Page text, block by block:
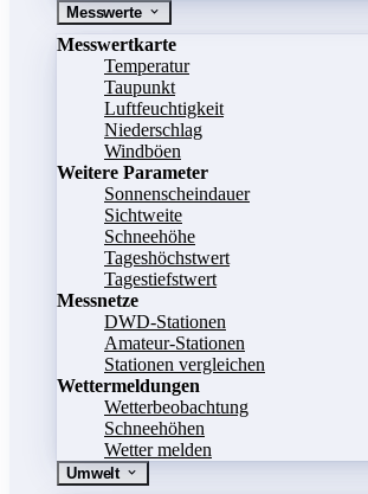
Messwerte
Messwertkarte
Temperatur
Taupunkt
Luftfeuchtigkeit
Niederschlag
Windböen
Weitere Parameter
Sonnenscheindauer
Sichtweite
Schneehöhe
Tageshöchstwert
Tagestiefstwert
Messnetze
DWD-Stationen
Amateur-Stationen
Stationen vergleichen
Wettermeldungen
Wetterbeobachtung
Schneehöhen
Wetter melden
Umwelt